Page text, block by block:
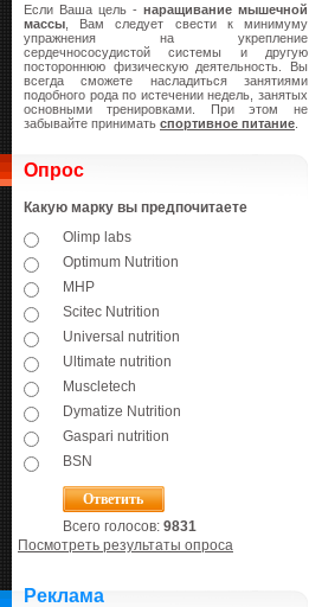
Если Ваша цель - наращивание мышечной
массы , Вам следует свести к минимуму
упражнения на укрепление
сердечнососудистой системы и другую
постороннюю физическую деятельность. Вы
всегда сможете насладиться занятиями
подобного рода по истечении недель, занятых
основными тренировками. При этом не
забывайте принимать спортивное питание
Опрос
Какую марку вы предпочитаете
Olimp labs
Optimum Nutrition
MHP
Scitec Nutrition
Universal nutrition
Ultimate nutrition
Muscletech
Dymatize Nutrition
Gaspari nutrition
BSN
Всего голосов: 9831
Посмотреть результаты опроса
Реклама